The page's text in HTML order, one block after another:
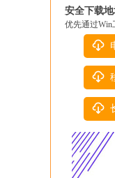
安全下载
优先通过Win